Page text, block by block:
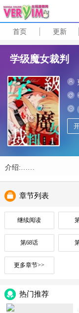
首页 更新
学级魔女裁判
介绍:……
章节列表
继续阅读
第68话
更多章节>>
热门推荐